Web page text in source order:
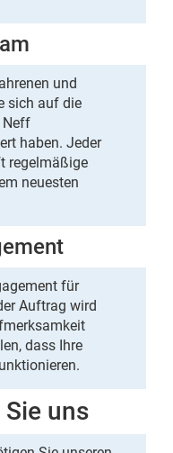
und
sich auf die
Neff
haben. Jeder
regelmäßige
neuesten
für
Auftrag wird
dass Ihre
uns